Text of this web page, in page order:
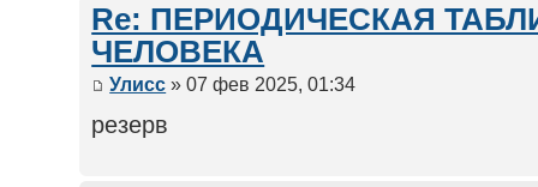
Re: ПЕРИОДИЧЕСКАЯ
ЧЕЛОВЕКА
Улисс » 07 фев 2025, 01:34
резерв